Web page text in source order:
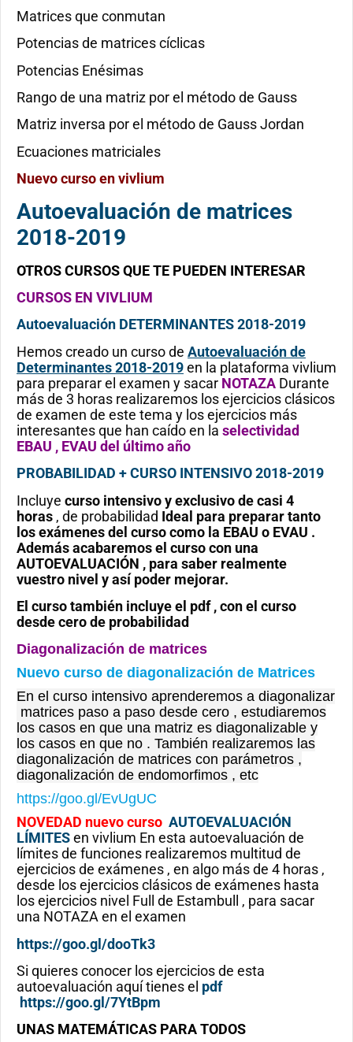
Matrices que conmutan
Potencias de matrices cíclicas
Potencias Enésimas
Rango de una matriz por el método de Gauss
Matriz inversa por el método de Gauss Jordan
Ecuaciones matriciales
Nuevo curso en vivlium
Autoevaluación de matrices
2018-2019
OTROS CURSOS QUE TE PUEDEN INTERESAR
CURSOS EN VIVLIUM
Autoevaluación DETERMINANTES 2018-2019
Hemos creado un curso de Autoevaluación de
Determinantes 2018-2019en la plataforma vivlium
para preparar el examen y sacar NOTAZA Durante
más de 3 horas realizaremos los ejercicios clásicos
de examen de este tema y los ejercicios más
interesantes que han caído en la selectividad
EBAU , EVAU del último año
PROBABILIDAD + CURSO INTENSIVO 2018-2019
Incluye curso intensivo y exclusivo de casi 4
horas , de probabilidad Ideal para preparar tanto
los exámenes del curso como la EBAU o EVAU .
Además acabaremos el curso con una
AUTOEVALUACIÓN , para saber realmente
vuestro nivel y así poder mejorar.
El curso también incluye el pdf , con el curso
desde cero de probabilidad
Diagonalización de matrices
Nuevo curso de diagonalización de Matrices
En el curso intensivo aprenderemos a diagonalizar
matrices paso a paso desde cero , estudiaremos
los casos en que una matriz es diagonalizable y
los casos en que no . También realizaremos las
diagonalización de matrices con parámetros ,
diagonalización de endomorfimos , etc
https://goo.gl/EvUgUC
NOVEDAD nuevo curso AUTOEVALUACIÓN
LÍMITESen vivlium En esta autoevaluación de
límites de funciones realizaremos multitud de
ejercicios de exámenes , en algo más de 4 horas ,
desde los ejercicios clásicos de exámenes hasta
los ejercicios nivel Full de Estambull , para sacar
una NOTAZA en el examen
https://goo.gl/dooTk3
Si quieres conocer los ejercicios de esta
autoevaluación aquí tienes el pdf
https://goo.gl/7YtBpm
UNAS MATEMÁTICAS PARA TODOS